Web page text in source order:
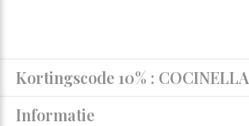
Kortingscode 10% : COCINELLA
Informatie